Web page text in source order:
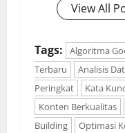
View All
Tags:
Algoritma
Terbaru
Analisis
Peringkat
Kata
Konten Berkualitas
Building
Optimasi